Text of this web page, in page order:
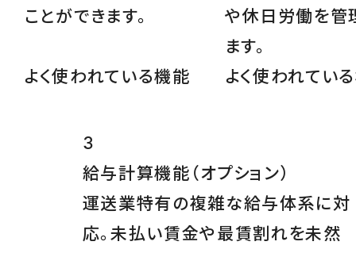
ことができます。
よく使われている機能
や休日労働を管
ます。
よく使われてい
3
給与計算機能 （オプション）
運送業特有の複雑な給与体系に対
応。未払い賃金や最賃割れを未然